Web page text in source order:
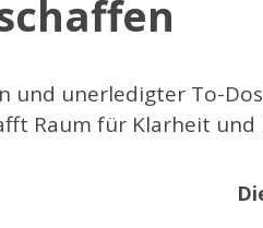
und unerledigter To-
Raum für Klarheit